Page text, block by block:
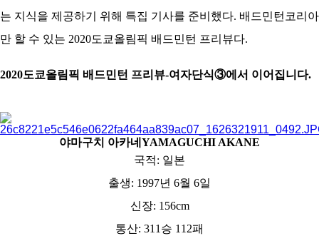
는 지식을 제공하기 위해 특집 기사를 준비했다. 배드민턴코리아
만 할 수 있는 2020도쿄올림픽 배드민턴 프리뷰다.
2020도쿄올림픽 배드민턴 프리뷰-여자단식③에서 이어집니다.
야마구치 아카네 YAMAGUCHI AKANE
국적: 일본
출생: 1997년 6월 6일
신장: 156cm
통산: 311승 112패